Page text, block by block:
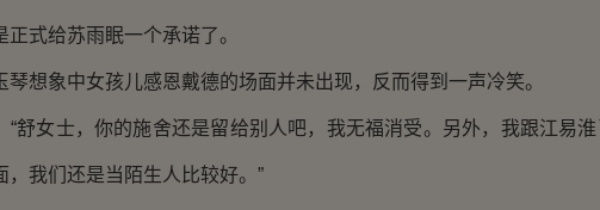
正式给苏雨眠一个承诺了。
琴想象中女孩儿感恩戴德的场面并未出现，反而得到一声冷笑。
“舒女士，你的施舍还是留给别人吧，我无福消受。另外，我跟江易
，我们还是当陌生人比较好。”